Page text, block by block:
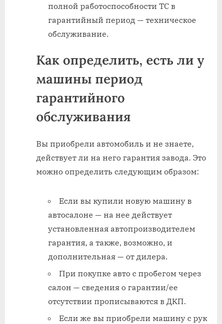
полной работоспособности ТС в
гарантийный период — техническое
обслуживание.
Как определить, есть ли у
машины период
гарантийного
обслуживания
Вы приобрели автомобиль и не знаете,
действует ли на него гарантия завода. Это
можно определить следующим образом:
Если вы купили новую машину в
автосалоне — на нее действует
установленная автопроизводителем
гарантия, а также, возможно, и
дополнительная — от дилера.
При покупке авто с пробегом через
салон — сведения о гарантии/ее
отсутствии прописываются в ДКП.
Если же вы приобрели машину с рук